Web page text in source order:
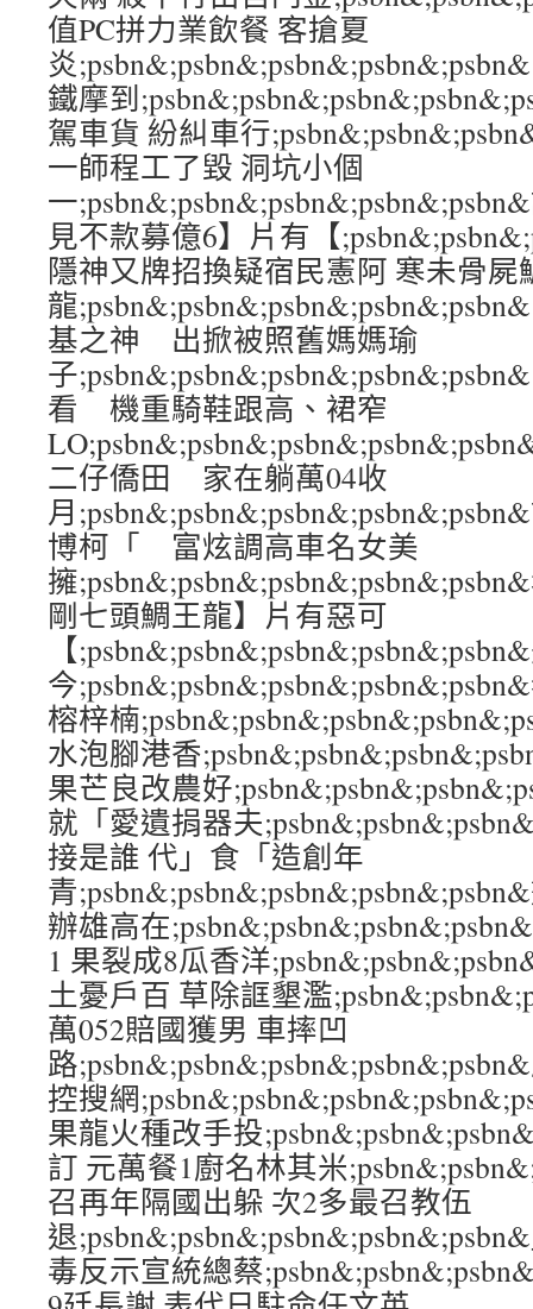
值PC拼力業飲餐 客搶夏
炎
鐵摩到
駕車貨 紛糾車行
一師程工了毀 洞坑小個
一
見不款募億6】片有【
隱神又牌招換疑宿民憲阿 寒未骨屍
龍
基之神 出掀被照舊媽媽瑜
子
看 機重騎鞋跟高、裙窄
二仔僑田 家在躺萬04收
月
博柯「 富炫調高車名女美
擁
剛七頭鯛王龍】片有惡可
【
今
榕梓楠
水泡腳港香
果芒良改農好
就「愛遺捐器夫
接是誰 代」食「造創年
青
辦雄高在
1 果裂成8瓜香洋
土憂戶百 草除誆墾濫
萬052賠國獲男 車摔凹
路
控搜網
果龍火種改手投
訂 元萬餐1廚名林其米
召再年隔國出躲 次2多最召教伍
退
毒反示宣統總蔡